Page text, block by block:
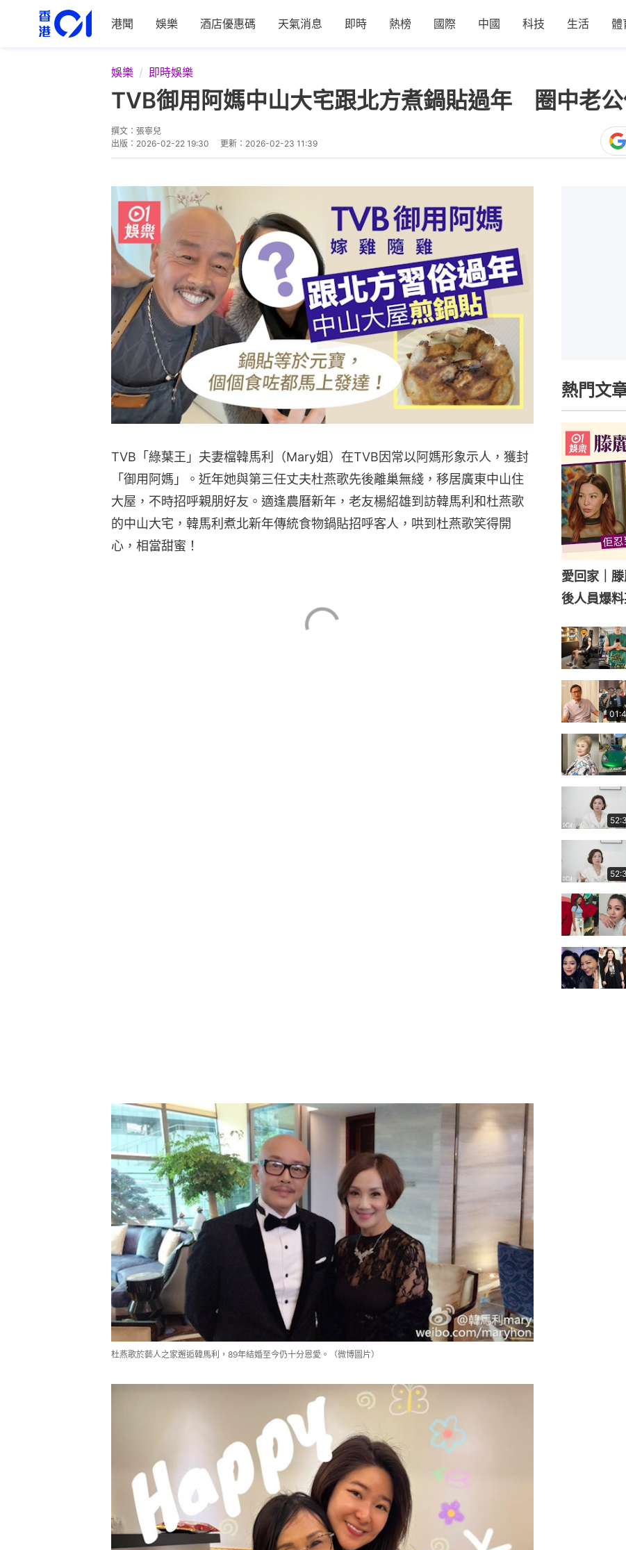
港聞 娛樂 酒店優惠碼 天氣消息 即時 熱榜 國際 中國 科技 生活 體
娛樂 即時娛樂
TVB御用阿媽中山大宅跟北方煮鍋貼過年 圈中老
撰文： 張寧兒
出版： 2026-02-22 19:30 更新： 2026-02-23 11:39
TVB「綠葉王」夫妻檔韓馬利（Mary姐）在TVB因常以阿媽形象示人，獲封
「御用阿媽」。近年她與第三任丈夫杜燕歌先後離巢無綫，移居廣東中山住
大屋，不時招呼親朋好友。適逢農曆新年，老友楊紹雄到訪韓馬利和杜燕歌
的中山大宅，韓馬利煮北新年傳統食物鍋貼招呼客人，哄到杜燕歌笑得開
心，相當甜蜜！
杜燕歌於藝人之家邂逅韓馬利，89年結婚至今仍十分恩愛。（微博圖片）
熱門文
愛回家｜
後人員爆